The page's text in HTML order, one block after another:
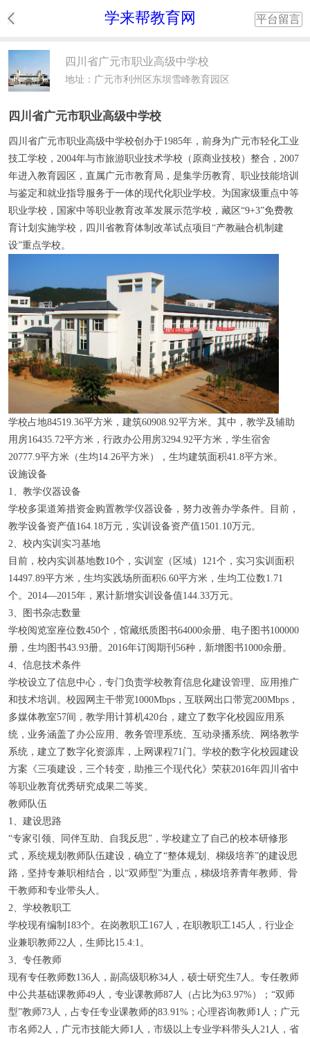
学来帮教育网 平台留言
四川省广元市职业高级中学校
地址：广元市利州区东坝雪峰教育园区
四川省广元市职业高级中学校
四川省广元市职业高级中学校创办于1985年，前身为广元市轻化工业
技工学校，2004年与市旅游职业技术学校（原商业技校）整合，2007
年进入教育园区，直属广元市教育局，是集学历教育、职业技能培训
与鉴定和就业指导服务于一体的现代化职业学校。为国家级重点中等
职业学校，国家中等职业教育改革发展示范学校，藏区“9+3”免费教
育计划实施学校，四川省教育体制改革试点项目“产教融合机制建
设”重点学校。
学校占地84519.36平方米，建筑60908.92平方米。其中，教学及辅助
用房16435.72平方米，行政办公用房3294.92平方米，学生宿舍
20777.9平方米（生均14.26平方米），生均建筑面积41.8平方米。
设施设备
1、教学仪器设备
学校多渠道筹措资金购置教学仪器设备，努力改善办学条件。目前，
教学设备资产值164.18万元，实训设备资产值1501.10万元。
2、校内实训实习基地
目前，校内实训基地数10个，实训室（区域）121个，实习实训面积
14497.89平方米，生均实践场所面积6.60平方米，生均工位数1.71
个。2014—2015年，累计新增实训设备值144.33万元。
3、图书杂志数量
学校阅览室座位数450个，馆藏纸质图书64000余册、电子图书100000
册，生均图书43.93册。2016年订阅期刊56种，新增图书1000余册。
4、信息技术条件
学校设立了信息中心，专门负责学校教育信息化建设管理、应用推广
和技术培训。校园网主干带宽1000Mbps，互联网出口带宽200Mbps，
多媒体教室57间，教学用计算机420台，建立了数字化校园应用系
统，业务涵盖了办公应用、教务管理系统、互动录播系统、网络教学
系统，建立了数字化资源库，上网课程71门。学校的数字化校园建设
方案《三项建设，三个转变，助推三个现代化》荣获2016年四川省中
等职业教育优秀研究成果二等奖。
教师队伍
1、建设思路
“专家引领、同伴互助、自我反思”，学校建立了自己的校本研修形
式，系统规划教师队伍建设，确立了“整体规划、梯级培养”的建设思
路，坚持专兼职相结合，以“双师型”为重点，梯级培养青年教师、骨
干教师和专业带头人。
2、学校教职工
学校现有编制183个。在岗教职工167人，在职教职工145人，行业企
业兼职教师22人，生师比15.4:1。
3、专任教师
现有专任教师数136人，副高级职称34人，硕士研究生7人。专任教师
中公共基础课教师49人，专业课教师87人（占比为63.97%）；“双师
型”教师73人，占专任专业课教师的83.91%；心理咨询教师1人；广元
市名师2人，广元市技能大师1人，市级以上专业学科带头人21人，省